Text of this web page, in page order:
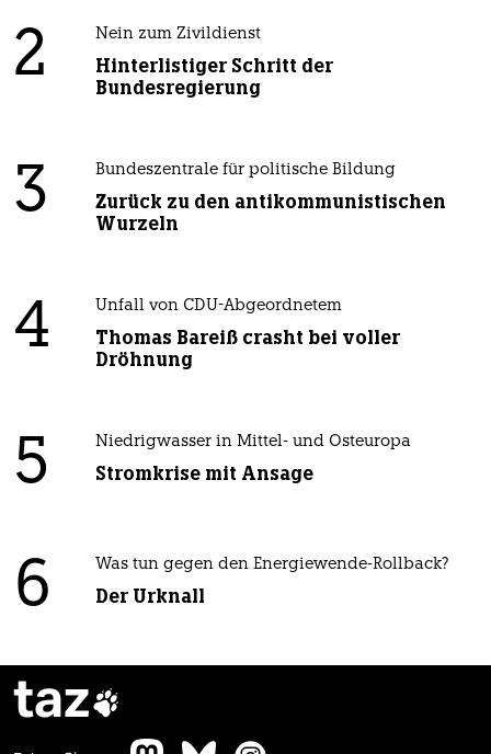
2 Nein zum Zivildienst
Hinterlistiger Schritt der
Bundesregierung
3 Bundeszentrale für politische Bildung
Zurück zu den antikommunistischen
Wurzeln
4 Unfall von CDU-Abgeordnetem
Thomas Bareiß crasht bei voller
Dröhnung
5 Niedrigwasser in Mittel- und Osteuropa
Stromkrise mit Ansage
6 Was tun gegen den Energiewende-Rollback?
Der Urknall
taz